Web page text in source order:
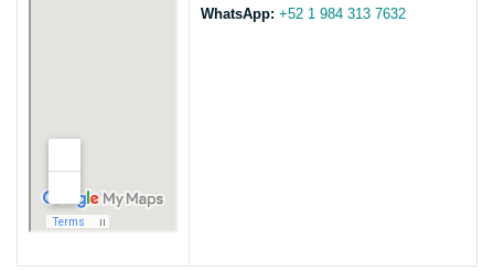
WhatsApp: +52 1 984 313 7632